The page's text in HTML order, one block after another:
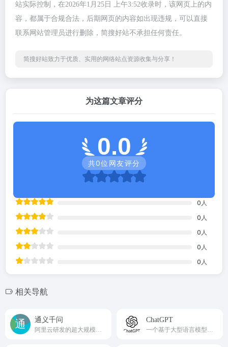
站实际控制，在2026年1月25日 上午3:52收录时，该网页上的内
容，都属于合规合法，后期网页的内容如出现违规，可以直接
联系网站管理员进行删除，简搜好站不承担任何责任。
简搜好站致力于优质、实用的网络站点资源收集与分享！
为这篇文章评分
0.0
共0位网友评分
0 人
0 人
0 人
0 人
0 人
相关导航
通义千问 ChatGPT